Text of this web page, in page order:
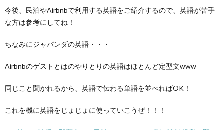
今後、民泊やAirbnbで利用する英語をご紹介するので、英語が苦手
な方は参考にしてね！
ちなみにジャパンダの英語・・・
Airbnbのゲストとはのやりとりの英語はほとんど定型文www
同じこと聞かれるから、英語で伝わる単語を並べればOK！
これを機に英語をじょじょに使っていこうぜ！！！